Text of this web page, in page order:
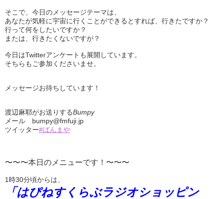
そこで、今日のメッセージテーマは、
あなたが気軽に宇宙に行くことができるとすれば、行きたですか？
行って何をしたいですか？
または、行きたくないですが？
今日はTwitterアンケートも展開しています。
そちらもご参加くださいませ。
メッセージお待ちしています！
渡辺麻耶がお送りするBumpy
メール bumpy@fmfuji.jp
ツイッター#ばんまや
〜〜〜本日のメニューです！〜〜〜
1時30分頃からは、
「はぴねすくらぶラジオショッピン